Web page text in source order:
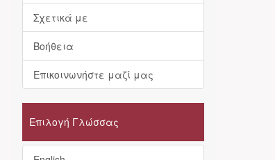
Σχετικά με
Βοήθεια
Επικοινωνήστε μαζί μας
Επιλογή Γλώσσας